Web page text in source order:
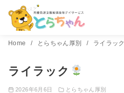
Home とらちゃん厚別 ライラック
ライラック
2026年6月6日 とらちゃん厚別